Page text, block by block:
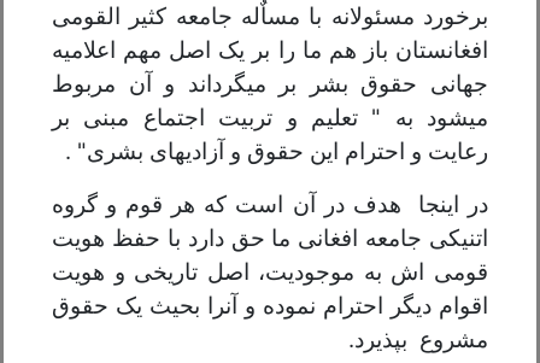
برخورد مسئولانه با مساٌله جامعه کثیر القومی
افغانستان باز هم ما را بر یک اصل مهم اعلامیه
جهانی حقوق بشر بر میگرداند و آن مربوط
میشود به " تعلیم و تربیت اجتماع مبنی بر
رعایت و احترام این حقوق و آزادیهای بشری" .
در اینجا هدف در آن است که هر قوم و گروه
اتنیکی جامعه افغانی ما حق دارد با حفظ هویت
قومی اش به موجودیت، اصل تاریخی و هویت
اقوام دیگر احترام نموده و آنرا بحیث یک حقوق
مشروع بپذیرد.